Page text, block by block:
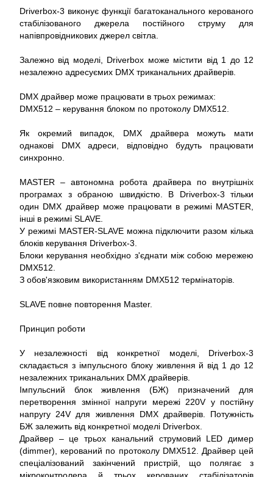
Driverbox-3 виконує функції багатоканального керованого
стабілізованого джерела постійного струму для
напівпровідникових джерел світла.
Залежно від моделі, Driverbox може містити від 1 до 12
незалежно адресуємих DMX триканальних драйверів.
DMX драйвер може працювати в трьох режимах:
DMX512 – керування блоком по протоколу DMX512.
Як окремий випадок, DMX драйвера можуть мати
однакові DMX адреси, відповідно будуть працювати
синхронно.
MASTER – автономна робота драйвера по внутрішніх
програмах з обраною швидкістю. В Driverbox-3 тільки
один DMX драйвер може працювати в режимі MASTER,
інші в режимі SLAVE.
У режимі MASTER-SLAVE можна підключити разом кілька
блоків керування Driverbox-3.
Блоки керування необхідно з'єднати між собою мережею
DMX512.
З обов'язковим використанням DMX512 термінаторів.
SLAVE повне повторення Master.
Принцип роботи
У незалежності від конкретної моделі, Driverbox-3
складається з імпульсного блоку живлення й від 1 до 12
незалежних триканальних DMX драйверів.
Імпульсний блок живлення (БЖ) призначений для
перетворення змінної напруги мережі 220V у постійну
напругу 24V для живлення DMX драйверів. Потужність
БЖ залежить від конкретної моделі Driverbox.
Драйвер – це трьох канальний струмовий LED димер
(dimmer), керований по протоколу DMX512. Драйвер цей
спеціалізований закінчений пристрій, що полягає з
мікроконтролера й трьох керованих стабілізаторів